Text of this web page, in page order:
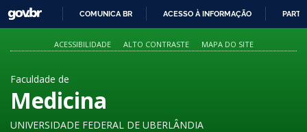
PARA
O
GOVBR
COMUNICA BR ACESSO À INFORMAÇÃO
ACESSIBILIDADE ALTO CONTRASTE MAPA DO SITE
Faculdade de
Medicina
UNIVERSIDADE FEDERAL DE UBERLÂNDIA